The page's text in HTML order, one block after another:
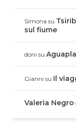
Simona su
sul fiume
doni su
Gianni su Il
Valeria Negro